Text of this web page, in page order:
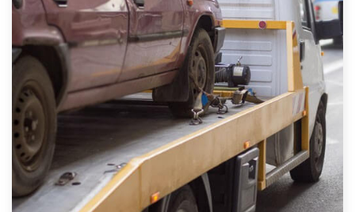
contact op of maak een terugbelafspraak. Wilt u
direct een tweedehands auto onderdelen offerte
aanvragen? Dat kan via de Onderdelenlijn! Vul uw
kenteken in en druk op verzenden.
Wij kunnen u helpen met de inkoop van auto's van
eigenlijk alle merken, zoals Alfa Romeo, Audi, BMW,
Chevrolet, Citroën, Dacia, Fiat, Ford, Honda, Hyundai,
Kia, Mazda, Mercedes Benz, Mitsubishi, Nissan, Opel,
Peugeot, Porsche, Renault, Seat, Skoda, Suzuki, Tesla,